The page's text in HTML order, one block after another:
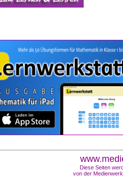
Diese Seiten
von der